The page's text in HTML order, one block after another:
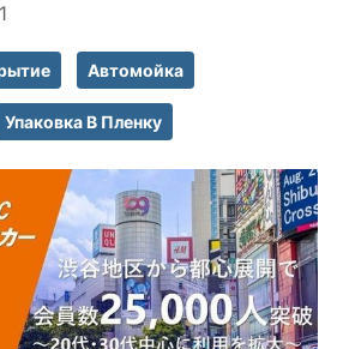
Автомойка
Упаковка В Пленку